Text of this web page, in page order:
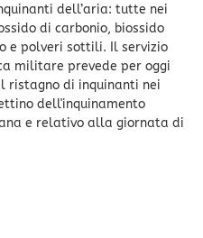
dell’aria: tutte nei
di carbonio, biossido
e polveri sottili. Il servizio
militare prevede per oggi
ristagno di inquinanti nei
dell'inquinamento
e relativo alla giornata di